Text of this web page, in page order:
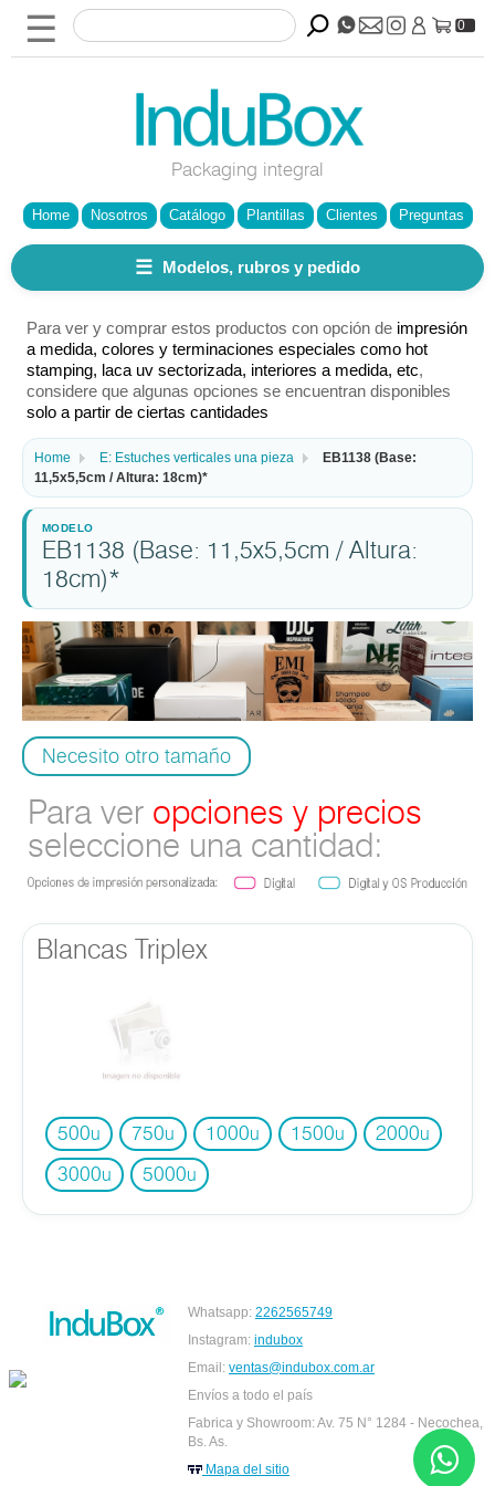
☰
Packaging integral
0
Home Nosotros Catálogo Plantillas Clientes Preguntas
☰ Modelos, rubros y pedido
Home E: Estuches verticales una pieza
EB1138 (Base:
11,5x5,5cm / Altura: 18cm)*
EB1138 (Base: 11,5x5,5cm / Altura:
18cm)*
Necesito otro tamaño
Para ver opciones y precios
seleccione una cantidad:
Blancas Triplex
500u 750u 1000u 1500u 2000u
3000u 5000u
Para ver y comprar estos productos con opción de impresión
a medida, colores y terminaciones especiales como hot
stamping, laca uv sectorizada, interiores a medida, etc,
considere que algunas opciones se encuentran disponibles
solo a partir de ciertas cantidades
Whatsapp: 2262565749
Instagram: indubox
Email: ventas@indubox.com.ar
Envíos a todo el país
Fabrica y Showroom: Av. 75 N° 1284 - Necochea,
Bs. As.
Mapa del sitio